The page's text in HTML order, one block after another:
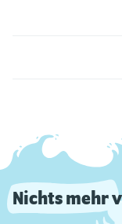
Nichts mehr